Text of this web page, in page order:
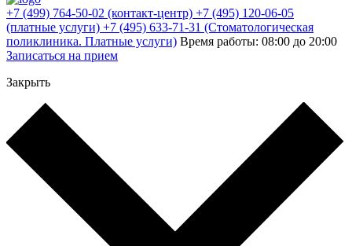
+7 (499) 764-50-02 (контакт-центр) +7 (495) 120-06-05
(платные услуги) +7 (495) 633-71-31 (Стоматологическая
поликлиника. Платные услуги) Время работы: 08:00 до 20:00
Записаться на прием
Закрыть